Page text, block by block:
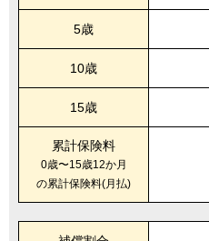
5歳
10歳
15歳
累計保険料
0歳〜15歳12か月
の累計保険料(月払)